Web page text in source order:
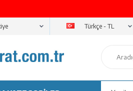
Türkçe - TL